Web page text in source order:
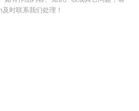
时联系我们处理！